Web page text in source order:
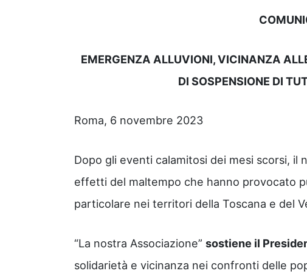
EMERGENZA ALLUVIONI, VICINANZA
DI SOSPENSIONE DI
Roma, 6 novembre 2023
Dopo gli eventi calamitosi dei mesi scorsi,
effetti del maltempo che hanno provocato
particolare nei territori della Toscana e del
“La nostra Associazione” sostiene il
solidarietà e vicinanza nei confronti delle